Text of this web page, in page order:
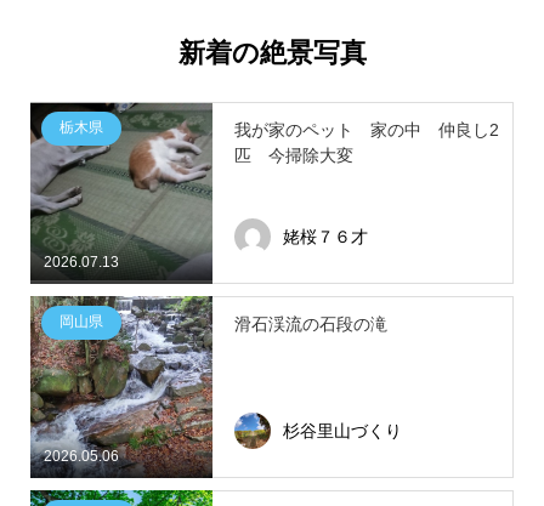
新着の絶景写真
2026.07.13
栃木県
我が家のペット 家の中 仲良し2
匹 今掃除大変
姥桜７６才
2026.05.06
岡山県 滑石渓流の石段の滝
杉谷里山づくり